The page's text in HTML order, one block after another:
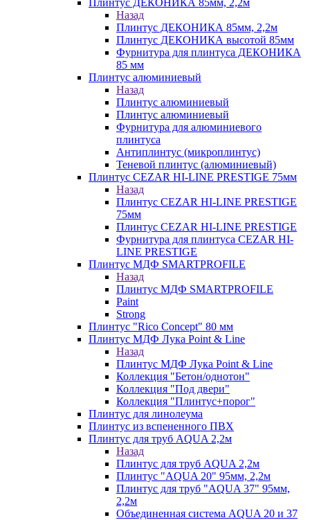
Плинтус ДЕКОНИКА 85мм, 2,2м
Назад
Плинтус ДЕКОНИКА 85мм, 2,2м
Плинтус ДЕКОНИКА высотой 85мм
Фурнитура для плинтуса ДЕКОНИКА
85 мм
Плинтус алюминиевый
Назад
Плинтус алюминиевый
Плинтус алюминиевый
Фурнитура для алюминиевого
плинтуса
Антиплинтус (микроплинтус)
Теневой плинтус (алюминиевый)
Плинтус CEZAR HI-LINE PRESTIGE 75мм
Назад
Плинтус CEZAR HI-LINE PRESTIGE
75мм
Плинтус CEZAR HI-LINE PRESTIGE
Фурнитура для плинтуса CEZAR HI-
LINE PRESTIGE
Плинтус МДФ SMARTPROFILE
Назад
Плинтус МДФ SMARTPROFILE
Paint
Strong
Плинтус "Rico Concept" 80 мм
Плинтус МДФ Лука Point & Line
Назад
Плинтус МДФ Лука Point & Line
Коллекция "Бетон/однотон"
Коллекция "Под двери"
Коллекция "Плинтус+порог"
Плинтус для линолеума
Плинтус из вспененного ПВХ
Плинтус для труб AQUA 2,2м
Назад
Плинтус для труб AQUA 2,2м
Плинтус "AQUA 20" 95мм, 2,2м
Плинтус для труб "AQUA 37" 95мм,
2,2м
Объединенная система AQUA 20 и 37